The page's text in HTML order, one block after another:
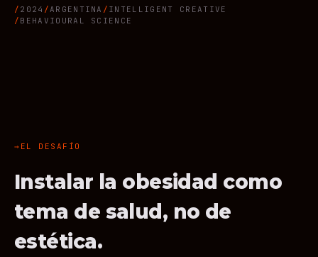
2024 ARGENTINA
INTELLIGENT CREATIVE
BEHAVIOURAL SCIENCE
EL DESAFÍO
Instalar la obesidad como
tema de salud, no de
estética.